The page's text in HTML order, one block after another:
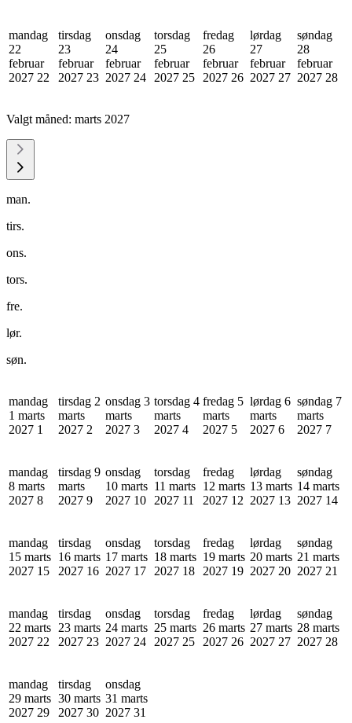
mandag
22
februar
2027 22
tirsdag
23
februar
2027 23
onsdag
24
februar
2027 24
torsdag
25
februar
2027 25
fredag
26
februar
2027 26
lørdag
27
februar
2027 27
søndag
28
februar
2027 28
Valgt måned: marts 2027
man.
tirs.
ons.
tors.
fre.
lør.
søn.
mandag
1 marts
2027 1
tirsdag 2
marts
2027 2
onsdag 3
marts
2027 3
torsdag 4
marts
2027 4
fredag 5
marts
2027 5
lørdag 6
marts
2027 6
søndag 7
marts
2027 7
mandag
8 marts
2027 8
tirsdag 9
marts
2027 9
onsdag
10 marts
2027 10
torsdag
11 marts
2027 11
fredag
12 marts
2027 12
lørdag
13 marts
2027 13
søndag
14 marts
2027 14
mandag
15 marts
2027 15
tirsdag
16 marts
2027 16
onsdag
17 marts
2027 17
torsdag
18 marts
2027 18
fredag
19 marts
2027 19
lørdag
20 marts
2027 20
søndag
21 marts
2027 21
mandag
22 marts
2027 22
tirsdag
23 marts
2027 23
onsdag
24 marts
2027 24
torsdag
25 marts
2027 25
fredag
26 marts
2027 26
lørdag
27 marts
2027 27
søndag
28 marts
2027 28
mandag
29 marts
2027 29
tirsdag
30 marts
2027 30
onsdag
31 marts
2027 31